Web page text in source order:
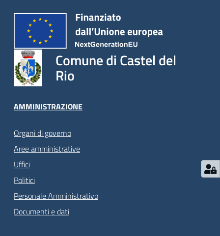
Comune di Castel del
Rio
AMMINISTRAZIONE
Organi di governo
Aree amministrative
Uffici
Politici
Personale Amministrativo
Documenti e dati